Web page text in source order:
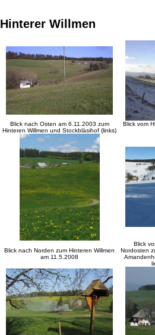
Hinterer Willmen
Blick nach Osten am 6.11.2003 zum
Hinteren Willmen und Stockbläsihof (links)
Blick vom
Blick nach Norden zum Hinteren Willmen
am 11.5.2008
Blick
Nordosten